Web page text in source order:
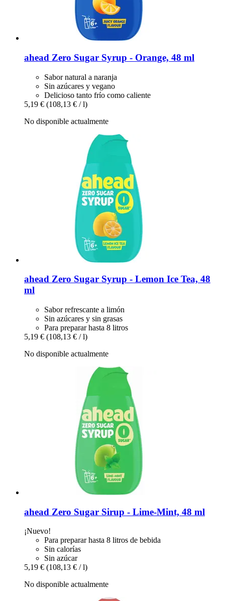
ahead Zero Sugar Syrup -​ Orange, 48 ml
Sabor natural a naranja
Sin azúcares y vegano
Delicioso tanto frío como caliente
5,19 € (108,13 € / l)
No disponible actualmente
ahead Zero Sugar Syrup -​ Lemon Ice Tea, 48
ml
Sabor refrescante a limón
Sin azúcares y sin grasas
Para preparar hasta 8 litros
5,19 € (108,13 € / l)
No disponible actualmente
ahead Zero Sugar Sirup -​ Lime-​Mint, 48 ml
¡Nuevo!
Para preparar hasta 8 litros de bebida
Sin calorías
Sin azúcar
5,19 € (108,13 € / l)
No disponible actualmente